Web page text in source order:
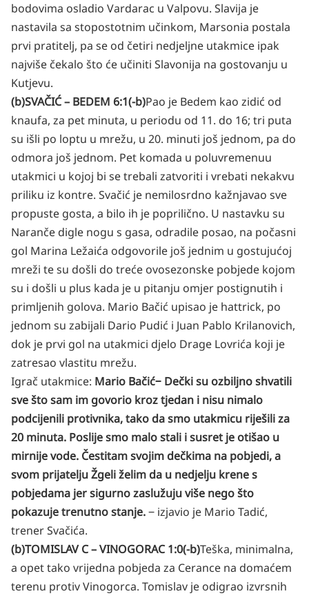
bodovima osladio Vardarac u Valpovu. Slavija je
nastavila sa stopostotnim učinkom, Marsonia postala
prvi pratitelj, pa se od četiri nedjeljne utakmice ipak
najviše čekalo što će učiniti Slavonija na gostovanju u
Kutjevu.
(b)SVAČIĆ – BEDEM 6:1(-b)Pao je Bedem kao zidić od
knaufa, za pet minuta, u periodu od 11. do 16; tri puta
su išli po loptu u mrežu, u 20. minuti još jednom, pa do
odmora još jednom. Pet komada u poluvremenuu
utakmici u kojoj bi se trebali zatvoriti i vrebati nekakvu
priliku iz kontre. Svačić je nemilosrdno kažnjavao sve
propuste gosta, a bilo ih je poprilično. U nastavku su
Naranče digle nogu s gasa, odradile posao, na počasni
gol Marina Ležaića odgovorile još jednim u gostujućoj
mreži te su došli do treće ovosezonske pobjede kojom
su i došli u plus kada je u pitanju omjer postignutih i
primljenih golova. Mario Bačić upisao je hattrick, po
jednom su zabijali Dario Pudić i Juan Pablo Krilanovich,
dok je prvi gol na utakmici djelo Drage Lovrića koji je
zatresao vlastitu mrežu.
Igrač utakmice: Mario Bačić‒ Dečki su ozbiljno shvatili
sve što sam im govorio kroz tjedan i nisu nimalo
podcijenili protivnika, tako da smo utakmicu riješili za
20 minuta. Poslije smo malo stali i susret je otišao u
mirnije vode. Čestitam svojim dečkima na pobjedi, a
svom prijatelju Žgeli želim da u nedjelju krene s
pobjedama jer sigurno zaslužuju više nego što
pokazuje trenutno stanje.‒ izjavio je Mario Tadić,
trener Svačića.
(b)TOMISLAV C – VINOGORAC 1:0(-b)Teška, minimalna,
a opet tako vrijedna pobjeda za Cerance na domaćem
terenu protiv Vinogorca. Tomislav je odigrao izvrsnih